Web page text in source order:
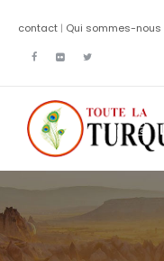
contact | Qui sommes-nous